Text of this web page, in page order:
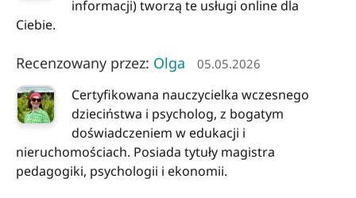
informacji) tworzą te usługi online dla
Ciebie.
Recenzowany przez: Olga 05.05.2026
Certyfikowana nauczycielka wczesnego
dzieciństwa i psycholog, z bogatym
doświadczeniem w edukacji i
nieruchomościach. Posiada tytuły magistra
pedagogiki, psychologii i ekonomii.